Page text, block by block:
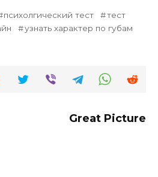
психолгический тест
тест
узнать характер по губам
Great Picture